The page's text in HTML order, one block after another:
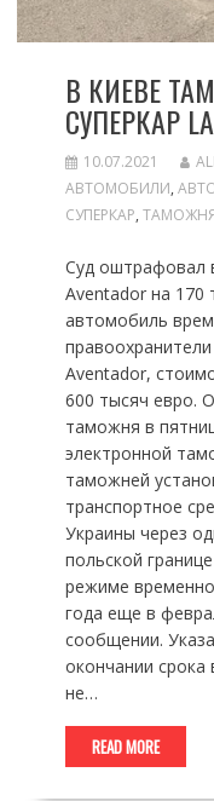
В КИЕВЕ
СУПЕРКАР
10.07.2021
АВТОМОБИЛИ,
СУПЕРКАР,
Суд оштрафовал
Aventador на 170
автомобиль
Aventador,
600 тысяч евро.
таможня в
электронной
таможней
транспортное
Украины через
польской
режиме
года еще в
сообщении.
окончании срока
не…
READ MORE